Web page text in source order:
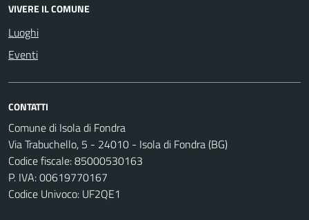
VIVERE IL COMUNE
Luoghi
Eventi
CONTATTI
Comune di Isola di Fondra
Via Trabuchello, 5 - 24010 - Isola di Fondra (BG)
Codice fiscale: 85000530163
P. IVA: 00619770167
Codice Univoco: UF2QE1